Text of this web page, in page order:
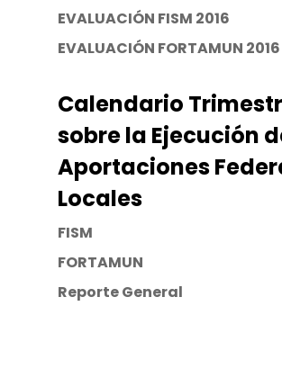
EVALUACIÓN FISM 2016
EVALUACIÓN FORTAMUN 2016
Calendario
sobre la Ejecución
Aportaciones
Locales
FISM
FORTAMUN
Reporte General